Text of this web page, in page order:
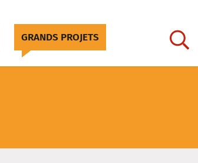
GRANDS PROJETS